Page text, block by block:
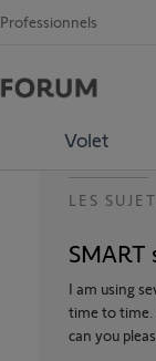
Professionnels
Volet
LES
SMART
I am using
time to time.
can you